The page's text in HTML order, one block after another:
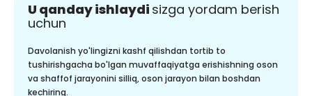
U qanday ishlaydi sizga yordam berish
uchun
Davolanish yo'lingizni kashf qilishdan tortib to
tushirishgacha bo'lgan muvaffaqiyatga erishishning oson
va shaffof jarayonini silliq, oson jarayon bilan boshdan
kechiring.